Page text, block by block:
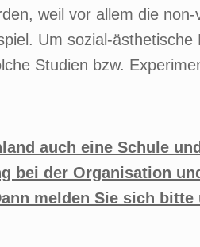
weil vor allem die
Um sozial-ästhetische
Studien bzw.
auch eine Schule
bei der Organisation
melden Sie sich bitte